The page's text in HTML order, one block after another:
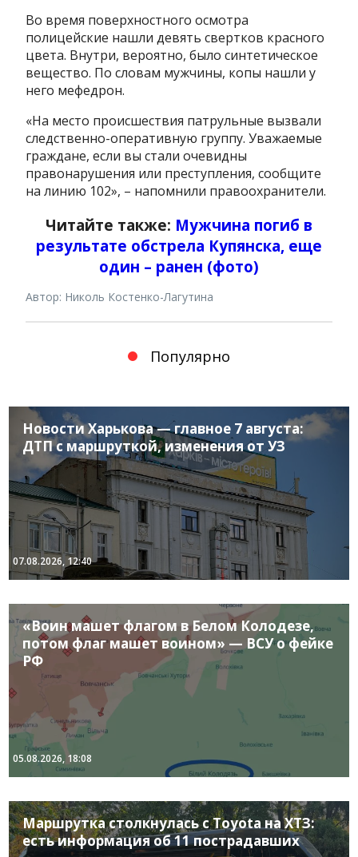
Во время поверхностного осмотра
полицейские нашли девять свертков красного
цвета. Внутри, вероятно, было синтетическое
вещество. По словам мужчины, копы нашли у
него мефедрон.
«На место происшествия патрульные вызвали
следственно-оперативную группу. Уважаемые
граждане, если вы стали очевидны
правонарушения или преступления, сообщите
на линию 102», – напомнили правоохранители.
Читайте также: Мужчина погиб в
результате обстрела Купянска, еще
один – ранен (фото)
Автор: Николь Костенко-Лагутина
Популярно
Новости Харькова — главное 7 августа:
ДТП с маршруткой, изменения от УЗ
07.08.2026, 12:40
«Воин машет флагом в Белом Колодезе,
потом флаг машет воином» — ВСУ о фейке
РФ
05.08.2026, 18:08
Маршрутка столкнулась с Toyota на ХТЗ:
есть информация об 11 пострадавших